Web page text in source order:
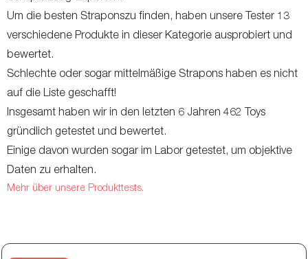
Um die besten Straponszu finden, haben unsere Tester 13
verschiedene Produkte in dieser Kategorie ausprobiert und
bewertet.
Schlechte oder sogar mittelmäßige Strapons haben es nicht
auf die Liste geschafft!
Insgesamt haben wir in den letzten 6 Jahren 462 Toys
gründlich getestet und bewertet.
Einige davon wurden sogar im Labor getestet, um objektive
Daten zu erhalten.
Mehr über unsere Produkttests.